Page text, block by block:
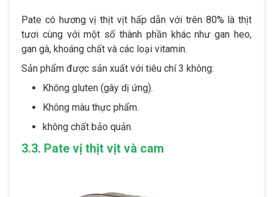
Pate có hương vị thịt vịt hấp dẫn với trên 80% là thịt
tươi cùng với một số thành phần khác như gan heo,
gan gà, khoáng chất và các loại vitamin.
Sản phẩm được sản xuất với tiêu chí 3 không:
Không gluten (gây dị ứng).
Không màu thực phẩm.
không chất bảo quản.
3.3. Pate vị thịt vịt và cam